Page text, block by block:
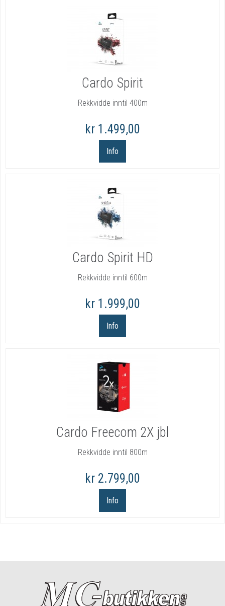
Cardo Spirit
Rekkvidde inntil 400m
kr 1.499,00
Info
Cardo Spirit HD
Rekkvidde inntil 600m
kr 1.999,00
Info
Cardo Freecom 2X jbl
Rekkvidde inntil 800m
kr 2.799,00
Info